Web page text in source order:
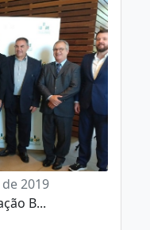
2019
B...